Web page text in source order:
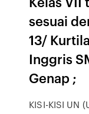
sesuai
13/
Inggris
Genap ;
KISI-KISI UN